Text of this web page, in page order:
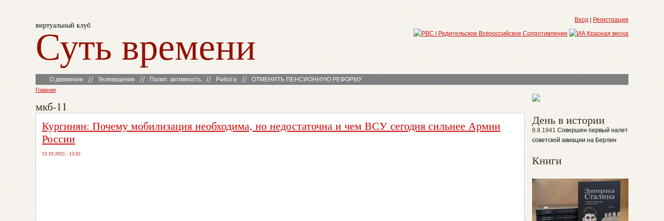
виртуальный клуб
Суть времени
Вход Регистрация
О движении Телевидение Полит. активность Работа ОТМЕНИТЬ ПЕНСИОННУЮ РЕФОРМУ
Главная
мкб-11
Кургинян: Почему мобилизация необходима, но недостаточна и чем ВСУ сегодня сильнее Армии
России
13.10.2022 - 13:02
День в истории
8.8.1941 Совершен первый налет
советской авиации на Берлин
Книги